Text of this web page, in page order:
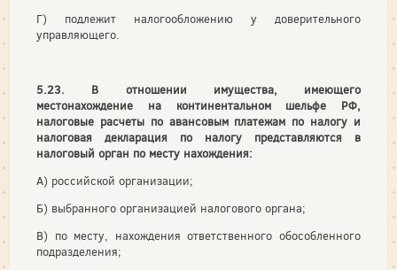
Г) подлежит налогообложению у доверительного
управляющего.
5.23. В отношении имущества, имеющего
местонахождение на континентальном шельфе РФ,
налоговые расчеты по авансовым платежам по налогу и
налоговая декларация по налогу представляются в
налоговый орган по месту нахождения:
А) российской организации;
Б) выбранного организацией налогового органа;
В) по месту, нахождения ответственного обособленного
подразделения;